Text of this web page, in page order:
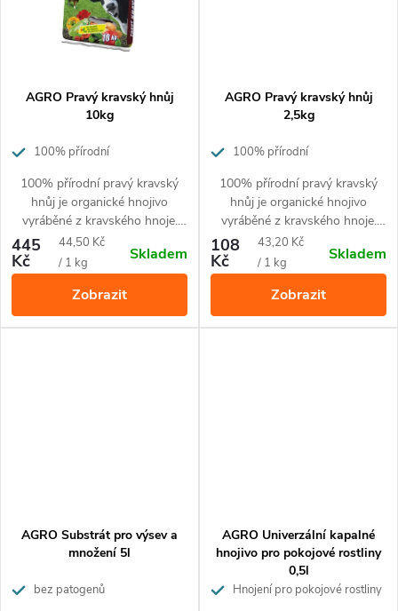
AGRO Pravý kravský hnůj
10kg
100% přírodní
100% přírodní pravý kravský
hnůj je organické hnojivo
vyráběné z kravského hnoje.
Granulovaná forma hnojiva –
pro snadnější manipulaci
(sušené peletky)
445
Kč
Měrná
cena:
44,50 Kč
/ 1 kg
Skladem
Zobrazit
AGRO Pravý kravský hnůj
2,5kg
100% přírodní
100% přírodní pravý kravský
hnůj je organické hnojivo
vyráběné z kravského hnoje.
Granulovaná forma hnojiva –
pro snadnější manipulaci
(sušené peletky)
108
Kč
Měrná
cena:
43,20 Kč
/ 1 kg
Skladem
Zobrazit
AGRO Substrát pro výsev a
množení 5l
bez patogenů
AGRO Univerzální kapalné
hnojivo pro pokojové rostliny
0,5l
Hnojení pro pokojové rostliny